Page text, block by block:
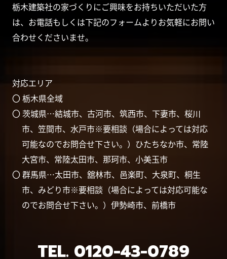
栃木建築社の家づくりにご興味をお持ちいただいた方
は、お電話もしくは下記のフォームよりお気軽にお問い
合わせくださいませ。
対応エリア
〇 栃木県全域
〇 茨城県…結城市、古河市、筑西市、下妻市、桜川
市、笠間市、水戸市※要相談（場合によっては対応
可能なのでお問合せ下さい。）ひたちなか市、常陸
大宮市、常陸太田市、那珂市、小美玉市
〇 群馬県…太田市、舘林市、邑楽町、大泉町、桐生
市、みどり市※要相談（場合によっては対応可能な
のでお問合せ下さい。）伊勢崎市、前橋市
TEL. 0120-43-0789